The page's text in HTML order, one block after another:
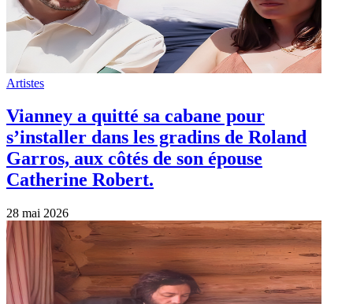
Artistes
Vianney a quitté sa cabane pour
s’installer dans les gradins de Roland
Garros, aux côtés de son épouse
Catherine Robert.
28 mai 2026